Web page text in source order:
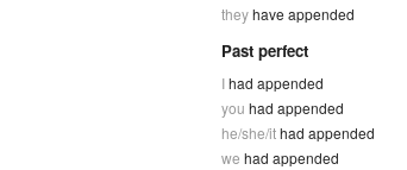
theyhave appended
Past perfect
Ihad appended
you had appended
he/she/ithad appended
we had appended